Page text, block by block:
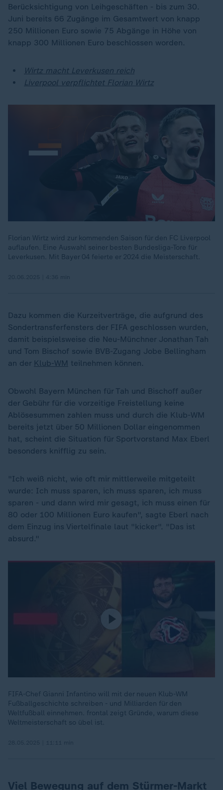
Berücksichtigung von Leihgeschäften - bis zum 30.
Juni bereits 66 Zugänge im Gesamtwert von knapp
250 Millionen Euro sowie 75 Abgänge in Höhe von
knapp 300 Millionen Euro beschlossen worden.
Wirtz macht Leverkusen reich
Liverpool verpflichtet Florian Wirtz
Florian Wirtz wird zur kommenden Saison für den FC Liverpool
auflaufen. Eine Auswahl seiner besten Bundesliga-Tore für
Leverkusen. Mit Bayer 04 feierte er 2024 die Meisterschaft.
Dazu kommen die Kurzeitverträge, die aufgrund des
Sondertransferfensters der FIFA geschlossen wurden,
damit beispielsweise die Neu-Münchner Jonathan Tah
und Tom Bischof sowie BVB-Zugang Jobe Bellingham
an der Klub-WM teilnehmen können.
Obwohl Bayern München für Tah und Bischoff außer
der Gebühr für die vorzeitige Freistellung keine
Ablösesummen zahlen muss und durch die Klub-WM
bereits jetzt über 50 Millionen Dollar eingenommen
hat, scheint die Situation für Sportvorstand Max Eberl
besonders knifflig zu sein.
"Ich weiß nicht, wie oft mir mittlerweile mitgeteilt
wurde: Ich muss sparen, ich muss sparen, ich muss
sparen - und dann wird mir gesagt, ich muss einen für
80 oder 100 Millionen Euro kaufen", sagte Eberl nach
dem Einzug ins Viertelfinale laut "kicker". "Das ist
absurd."
FIFA-Chef Gianni Infantino will mit der neuen Klub-WM
Fußballgeschichte schreiben - und Milliarden für den
Weltfußball einnehmen. frontal zeigt Gründe, warum diese
Weltmeisterschaft so übel ist.
Viel Bewegung auf dem Stürmer-Markt